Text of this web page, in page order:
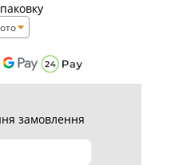
замовлення